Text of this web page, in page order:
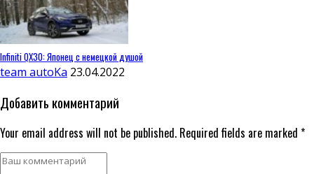
Infiniti QX30: Японец с немецкой душой
team autoKa 23.04.2022
Добавить комментарий
Your email address will not be published. Required fields are marked *